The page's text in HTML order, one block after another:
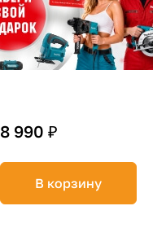
8 990 ₽
В корзину